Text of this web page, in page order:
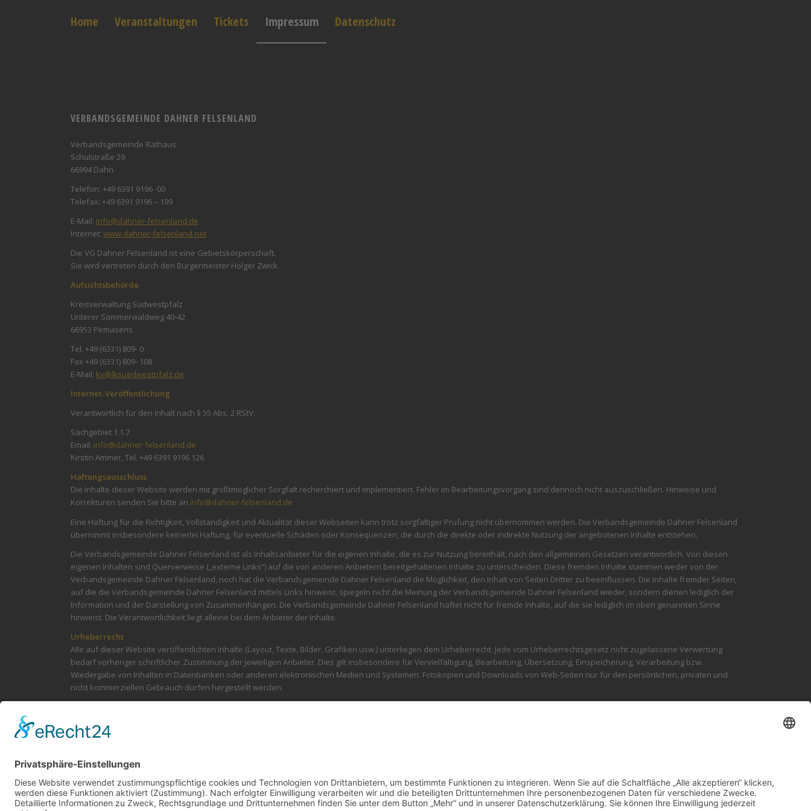
Home Veranstaltungen Tickets Impressum Datenschutz
VERBANDSGEMEINDE DAHNER FELSENLAND
Verbandsgemeinde Rathaus
Schulstraße 29
66994 Dahn
Telefon: +49 6391 9196 -00
Telefax: +49 6391 9196 – 199
E-Mail: info@dahner-felsenland.de
Internet:www.dahner-felsenland.net
Die VG Dahner Felsenland ist eine Gebietskörperschaft.
Sie wird vertreten durch den Bürgermeister Holger Zwick.
Aufsichtsbehörde
Kreisverwaltung Südwestpfalz
Unterer Sommerwaldweg 40-42
66953 Pirmasens
Tel. +49 (6331) 809- 0
Fax +49 (6331) 809- 108
E-Mail: kv@lksuedwestpfalz.de
Internet-Veröffentlichung
Verantwortlich für den Inhalt nach § 55 Abs. 2 RStV:
Sachgebiet 1.1.7
Email: info@dahner-felsenland.de
Kirstin Ammer, Tel. +49 6391 9196 126
Haftungsausschluss
Die Inhalte dieser Website werden mit größtmöglicher Sorgfalt recherchiert und implementiert. Fehler im Bearbeitungsvorgang sind dennoch nicht auszuschließen. Hinweise und
Korrekturen senden Sie bitte an info@dahner-felsenland.de
Eine Haftung für die Richtigkeit, Vollständigkeit und Aktualität dieser Webseiten kann trotz sorgfältiger Prüfung nicht übernommen werden. Die Verbandsgemeinde Dahner Felsenland
übernimmt insbesondere keinerlei Haftung, für eventuelle Schäden oder Konsequenzen, die durch die direkte oder indirekte Nutzung der angebotenen Inhalte entstehen.
Die Verbandsgemeinde Dahner Felsenland ist als Inhaltsanbieter für die eigenen Inhalte, die es zur Nutzung bereithält, nach den allgemeinen Gesetzen verantwortlich. Von diesen
eigenen Inhalten sind Querverweise („externe Links“) auf die von anderen Anbietern bereitgehaltenen Inhalte zu unterscheiden. Diese fremden Inhalte stammen weder von der
Verbandsgemeinde Dahner Felsenland, noch hat die Verbandsgemeinde Dahner Felsenland die Möglichkeit, den Inhalt von Seiten Dritter zu beeinflussen. Die Inhalte fremder Seiten,
auf die die Verbandsgemeinde Dahner Felsenland mittels Links hinweist, spiegeln nicht die Meinung der Verbandsgemeinde Dahner Felsenland wieder, sondern dienen lediglich der
Information und der Darstellung von Zusammenhängen. Die Verbandsgemeinde Dahner Felsenland haftet nicht für fremde Inhalte, auf die sie lediglich im oben genannten Sinne
hinweist. Die Verantwortlichkeit liegt alleine bei dem Anbieter der Inhalte.
Urheberrecht
Alle auf dieser Website veröffentlichten Inhalte (Layout, Texte, Bilder, Grafiken usw.) unterliegen dem Urheberrecht. Jede vom Urheberrechtsgesetz nicht zugelassene Verwertung
bedarf vorheriger schriftlicher Zustimmung der jeweiligen Anbieter. Dies gilt insbesondere für Vervielfältigung, Bearbeitung, Übersetzung, Einspeicherung, Verarbeitung bzw.
Wiedergabe von Inhalten in Datenbanken oder anderen elektronischen Medien und Systemen. Fotokopien und Downloads von Web-Seiten nur für den persönlichen, privaten und
nicht kommerziellen Gebrauch dürfen hergestellt werden.
Wichtiger Hinweis:
Verfahrensanträge, Widersprüche, Einsprüche oder Schriftsätze nicht rechtswirksam eingereicht werden können. Sollte Ihre Nachricht einen entsprechenden Verfahrensantrag,
Widerspruch, Einspruch oder Schriftsatz beinhalten, ist eine Wiederholung der Übermittlung mittels Telefax +49 63 91 9196 -199 oder auf dem Postweg unbedingt erforderlich. Da es
aus verwaltungsinternen Gründen derzeit nicht möglich ist, alle eingehenden Mails auch auf dem elektronischen Weg zu beantworten, werden die Nutzer des E-Mail Zugangs
gebeten, neben der E-Mail-Adresse auch ihre Postanschrift anzugeben. Weiterhin können zur Zeit keine E-Mails mit elektronischer Signatur oder elektronischer Verschlüsselung